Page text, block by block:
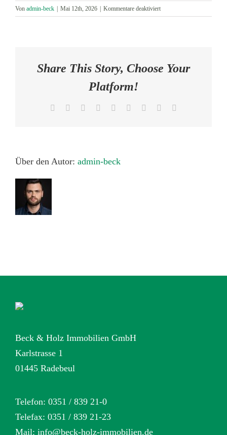
AKTUELLES
Von admin-beck Mai 12th, 2026 Kommentare deaktiviertfür
katrin-
Share This Story, Choose Your
Platform!
Facebook Reddit LinkedInWhatsApp
TumblrPinterest
Über den Autor: admin-beck
Beck & Holz Immobilien GmbH
Karlstrasse 1
01445 Radebeul
Telefon: 0351 / 839 21-0
Telefax: 0351 / 839 21-23
Mail: info@beck-holz-immobilien.de